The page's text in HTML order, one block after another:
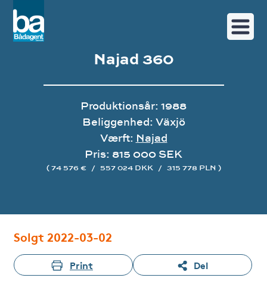
Najad 360
Produktionsår: 1988
Beliggenhed: Växjö
Værft: Najad
Pris: 815 000 SEK
( 74 576 € / 557 024 DKK / 315 778 PLN )
Solgt 2022-03-02
Print Del